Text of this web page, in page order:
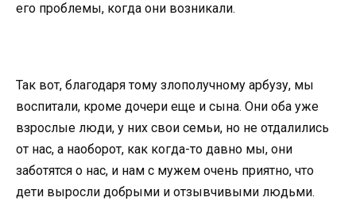
его проблемы, когда они возникали.
Так вот, благодаря тому злополучному арбузу, мы
воспитали, кроме дочери еще и сына. Они оба уже
взрослые люди, у них свои семьи, но не отдалились
от нас, а наоборот, как когда-то давно мы, они
заботятся о нас, и нам с мужем очень приятно, что
дети выросли добрыми и отзывчивыми людьми.